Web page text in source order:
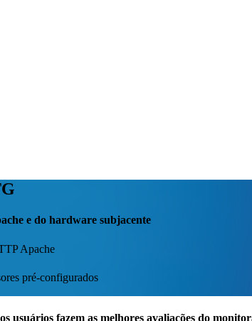
e do hardware subjacente
Apache
pré-configurados
usuários fazem as melhores avaliações do